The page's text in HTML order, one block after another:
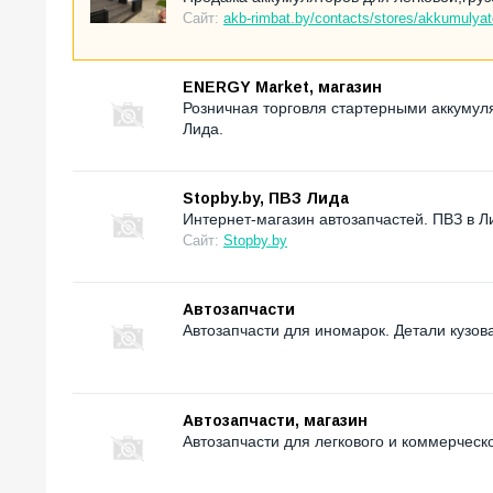
Сайт: akb-rimbat.by/contacts/stores/
ENERGY Market, магазин
Розничная торговля стартерными
Лида.
Stopby.by, ПВЗ Лида
Интернет-магазин автозапчастей. ПВЗ в
Сайт: Stopby.by
Автозапчасти
Автозапчасти для иномарок. Детали
Автозапчасти, магазин
Автозапчасти для легкового и